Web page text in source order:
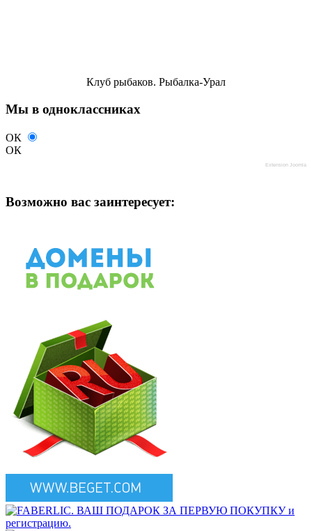
Клуб рыбаков. Рыбалка-Урал
Мы в одноклассниках
ОК
ОК
Extension Joomla
Возможно вас заинтересует: